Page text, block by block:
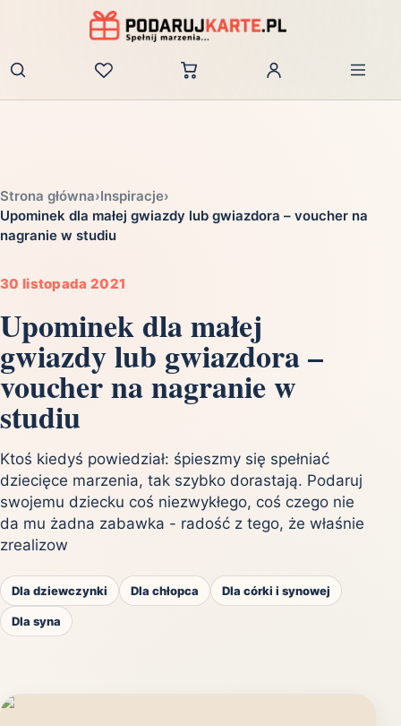
Zaloguj
Strona główna›Inspiracje›
Upominek dla małej gwiazdy lub gwiazdora – voucher na
nagranie w studiu
30 listopada 2021
Upominek dla małej
gwiazdy lub gwiazdora –
voucher na nagranie w
studiu
Ktoś kiedyś powiedział: śpieszmy się spełniać
dziecięce marzenia, tak szybko dorastają. Podaruj
swojemu dziecku coś niezwykłego, coś czego nie
da mu żadna zabawka - radość z tego, że właśnie
zrealizow
Dla dziewczynki Dla chłopca Dla córki i synowej
Dla syna